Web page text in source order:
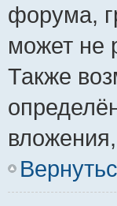
форума,
может не
Также